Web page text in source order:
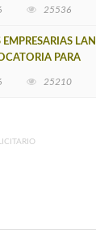
25536
EMPRESARIAS
PARA
25210